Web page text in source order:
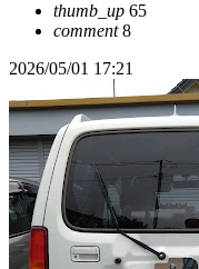
thumb_up 65
comment8
2026/05/01 17:21